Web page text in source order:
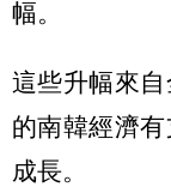
幅。
這些升幅來
的南韓經濟
成長。